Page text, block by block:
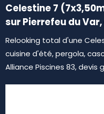
Celestine 7
sur Pierrefeu du
Relooking total d'une
cuisine d'été, pergola,
Alliance Piscines 83, devis